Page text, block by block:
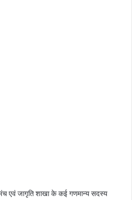
मंच एवं जागृति शाखा के कई गणमान्य सदस्य